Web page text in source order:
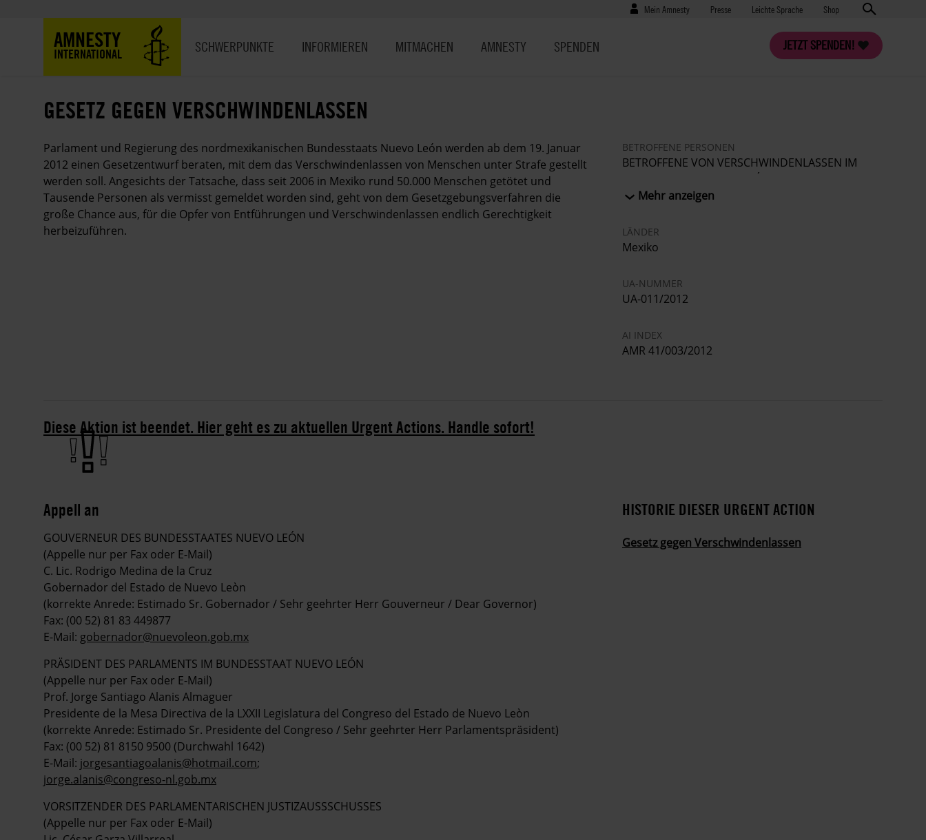
Benutzermenü
Mein Amnesty Presse
Presse Leichte Sprache Shop
AMNESTY
INTERNATIONAL
JETZT SPENDEN!
SCHWERPUNKTE INFORMIEREN MITMACHEN AMNESTY SPENDEN
GESETZ GEGEN VERSCHWINDENLASSEN
Parlament und Regierung des nordmexikanischen Bundesstaats Nuevo León werden ab dem 19. Januar
2012 einen Gesetzentwurf beraten, mit dem das Verschwindenlassen von Menschen unter Strafe gestellt
werden soll. Angesichts der Tatsache, dass seit 2006 in Mexiko rund 50.000 Menschen getötet und
Tausende Personen als vermisst gemeldet worden sind, geht von dem Gesetzgebungsverfahren die
große Chance aus, für die Opfer von Entführungen und Verschwindenlassen endlich Gerechtigkeit
herbeizuführen.
BETROFFENE PERSONEN
BETROFFENE VON VERSCHWINDENLASSEN IM
Mehr anzeigen
LÄNDER
Mexiko
UA-NUMMER
UA-011/2012
AI INDEX
AMR 41/003/2012
Diese Aktion ist beendet. Hier geht es zu aktuellen Urgent Actions. Handle sofort!
Appell an
GOUVERNEUR DES BUNDESSTAATES NUEVO LEÓN
(Appelle nur per Fax oder E-Mail)
C. Lic. Rodrigo Medina de la Cruz
Gobernador del Estado de Nuevo Leòn
(korrekte Anrede: Estimado Sr. Gobernador / Sehr geehrter Herr Gouverneur / Dear Governor)
Fax: (00 52) 81 83 449877
E-Mail: gobernador@nuevoleon.gob.mx
PRÄSIDENT DES PARLAMENTS IM BUNDESSTAAT NUEVO LEÓN
(Appelle nur per Fax oder E-Mail)
Prof. Jorge Santiago Alanis Almaguer
Presidente de la Mesa Directiva de la LXXII Legislatura del Congreso del Estado de Nuevo Leòn
(korrekte Anrede: Estimado Sr. Presidente del Congreso / Sehr geehrter Herr Parlamentspräsident)
Fax: (00 52) 81 8150 9500 (Durchwahl 1642)
E-Mail: jorgesantiagoalanis@hotmail.com;
jorge.alanis@congreso-nl.gob.mx
VORSITZENDER DES PARLAMENTARISCHEN JUSTIZAUSSSCHUSSES
(Appelle nur per Fax oder E-Mail)
HISTORIE DIESER URGENT ACTION
Gesetz gegen Verschwindenlassen